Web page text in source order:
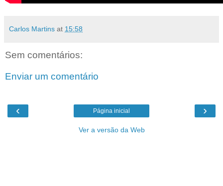
Carlos Martins at 15:58
Sem comentários:
Enviar um comentário
‹ ›
Página inicial
Ver a versão da Web